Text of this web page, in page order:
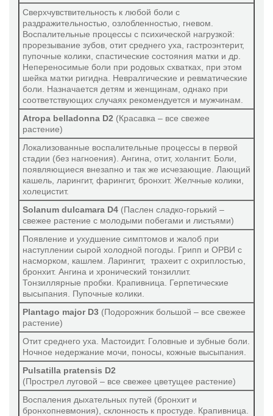
Ревма-Хеель
Ренель Н
Реструкта про инъектионе С
Солидаго композитум С
Тестис композитум
Тиреоидеа композитум
Тонзилитис-Нозод-Инъель
Траумель С
Трихомонаден-Флюор-Инъель
Убихинон композитум
Цель Т
Церебрум композитум Н
Энгистол
Эскулюс композитум
Эуфорбиум композитум Назентропфен C
Эхинацея композитум С
Препараты GUNA
Микокс
Остеобиос
Пилозелла композитум
Препараты SymbioPharm
Про-Симбиофлор
Сверхчувствительность к любой боли с
раздражительностью, озлобленностью, гневом.
Воспалительные процессы с психической нагрузкой:
прорезывание зубов, отит среднего уха, гастроэнтерит,
пупочные колики, спастические состояния матки и др.
Непереносимые боли при родовых схватках, при этом
шейка матки ригидна. Невралгические и ревматические
боли. Назначается детям и женщинам, однако при
соответствующих случаях рекомендуется и мужчинам.
Atropa belladonna D2 (Красавка – все свежее
растение)
Локализованные воспалительные процессы в первой
стадии (без нагноения). Ангина, отит, холангит. Боли,
появляющиеся внезапно и так же исчезающие. Лающий
кашель, ларингит, фарингит, бронхит. Желчные колики,
холецистит.
Solanum dulcamara D4 (Паслен сладко-горький –
свежее растение с молодыми побегами и листьями)
Появление и ухудшение симптомов и жалоб при
наступлении сырой холодной погоды. Грипп и ОРВИ с
насморком, кашлем. Ларингит, трахеит с охриплостью,
бронхит. Ангина и хронический тонзиллит.
Тонзиллярные пробки. Крапивница. Герпетические
высыпания. Пупочные колики.
Plantago major D3 (Подорожник большой – все свежее
растение)
Отит среднего уха. Мастоидит. Головные и зубные боли.
Ночное недержание мочи, поносы, кожные высыпания.
Pulsatilla pratensis D2
(Прострел луговой – все свежее цветущее растение)
Воспаления дыхательных путей (бронхит и
бронхопневмония), склонность к простуде. Крапивница.